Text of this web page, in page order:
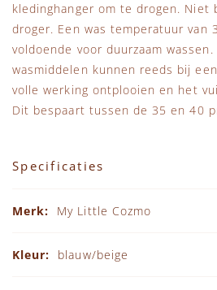
kledinghanger om te drogen. Niet
droger. Een was temperatuur van
voldoende voor duurzaam
wasmiddelen kunnen reeds bij
volle werking ontplooien en het
Dit bespaart tussen de 35 en 40
Specificaties
My Little Cozmo
blauw/beige